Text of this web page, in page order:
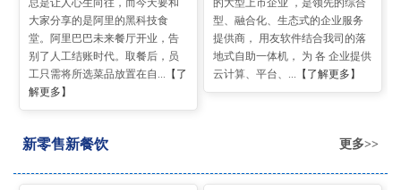
总是让人心生向往，而今天要和
大家分享的是阿里的黑科技食
堂。阿里巴巴未来餐厅开业，告
别了人工结账时代。取餐后，员
工只需将所选菜品放置在自... 【了
解更多】
的大型上市企业 ，是领先的综合
型、融合化、生态式的企业服务
提供商， 用友软件结合我司的落
地式自助一体机， 为 各 企业提供
云计算、平台、... 【了解更多】
新零售新餐饮 更多>>